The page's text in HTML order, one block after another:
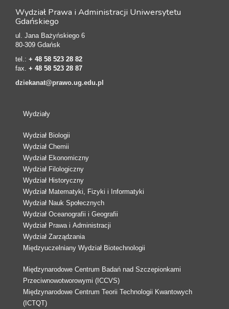
Wydział Prawa i Administracji Uniwersytetu
Gdańskiego
ul. Jana Bażyńskiego 6
80-309 Gdańsk
tel.: + 48 58 523 28 82
fax. + 48 58 523 28 87
dziekanat@prawo.ug.edu.pl
Wydziały
Wydział Biologii
Wydział Chemii
Wydział Ekonomiczny
Wydział Filologiczny
Wydział Historyczny
Wydział Matematyki, Fizyki i Informatyki
Wydział Nauk Społecznych
Wydział Oceanografii i Geografii
Wydział Prawa i Administracji
Wydział Zarządzania
Międzyuczelniany Wydział Biotechnologii
Międzynarodowe Centrum Badań nad Szczepionkami
Przeciwnowotworowymi (ICCVS)
Międzynarodowe Centrum Teorii Technologii Kwantowych
(ICTQT)